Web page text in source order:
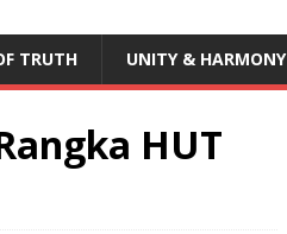
TRUTH UNITY & HARMONY
HUT